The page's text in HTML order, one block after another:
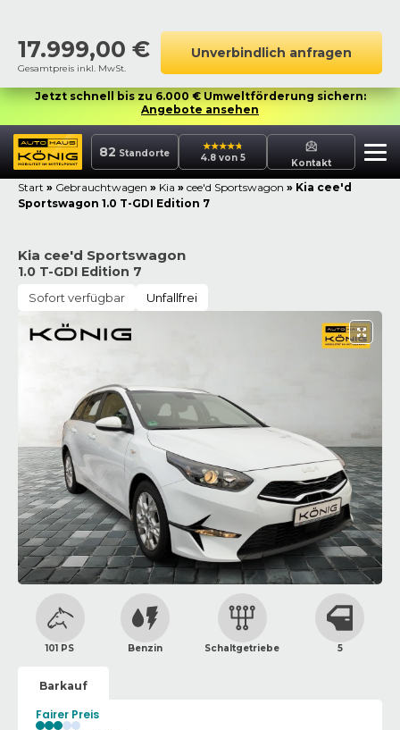
17.999,00 €
Gesamtpreis inkl. MwSt.
Unverbindlich anfragen
Jetzt schnell bis zu 6.000 € Umweltförderung sichern:
Angebote ansehen
82 Standorte 4.8 von 5 Kontakt
Start » Gebrauchtwagen » Kia » cee'd Sportswagon » Kia cee'd
Sportswagon 1.0 T-GDI Edition 7
Kia cee'd Sportswagon
1.0 T-GDI Edition 7
Sofort verfügbar Unfallfrei
101 PS Benzin Schaltgetriebe 5
Barkauf
Fairer Preis